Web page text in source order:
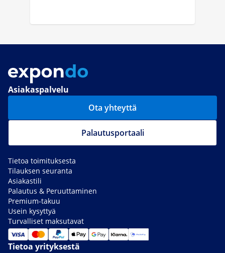
Asiakaspalvelu
Ota yhteyttä
Palautusportaali
Tietoa toimituksesta
Tilauksen seuranta
Asiakastili
Palautus & Peruuttaminen
Premium-takuu
Usein kysyttyä
Turvalliset maksutavat
Tietoa yrityksestä